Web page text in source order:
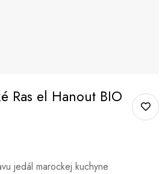
Ras el Hanout BIO
jedál marockej kuchyne